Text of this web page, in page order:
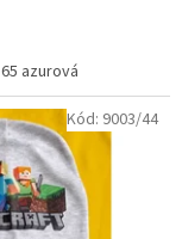
tričko s potiskem
65 azurová
Kód: 9003/44